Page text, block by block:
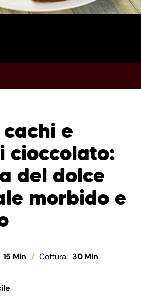
e
cioccolato:
del dolce
morbido e
15 Min Cottura: 30 Min